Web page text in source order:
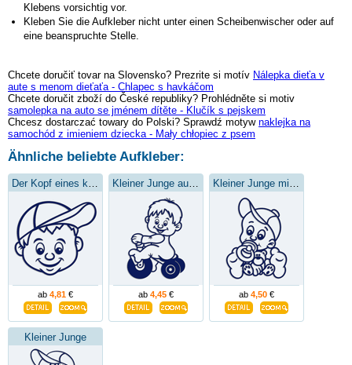
Klebens vorsichtig vor.
Kleben Sie die Aufkleber nicht unter einen Scheibenwischer oder auf
eine beanspruchte Stelle.
Chcete doručiť tovar na Slovensko? Prezrite si motív Nálepka dieťa v
aute s menom dieťaťa - Chlapec s havkáčom
Chcete doručit zboží do České republiky? Prohlédněte si motiv
samolepka na auto se jménem dítěte - Klučík s pejskem
Chcesz dostarczać towary do Polski? Sprawdź motyw naklejka na
samochód z imieniem dziecka - Mały chłopiec z psem
Ähnliche beliebte Aufkleber:
ab 4,81 € ab 4,45 € ab 4,50 €
Kleiner Junge